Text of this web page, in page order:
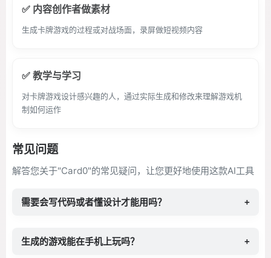
✅ 内容创作者做素材
生成卡牌游戏的过程或对战场面，录屏做短视频内容
✅ 教学与学习
对卡牌游戏设计感兴趣的人，通过实际生成和修改来理解游戏机
制如何运作
常见问题
解答您关于"Card0"的常见疑问，让您更好地使用这款AI工具
需要会写代码或者懂设计才能用吗？ +
生成的游戏能在手机上玩吗？ +